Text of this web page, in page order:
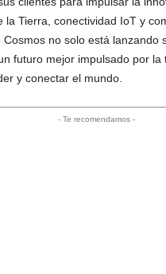
la Tierra, conectividad IoT y
no solo está lanzando
futuro mejor impulsado por la
y conectar el mundo.
- Te recomendamos -